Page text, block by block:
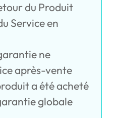
du Produit
Service en
ne
après-vente
a été acheté
globale